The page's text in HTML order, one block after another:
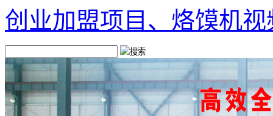
创业加盟项目、 烙馍机视